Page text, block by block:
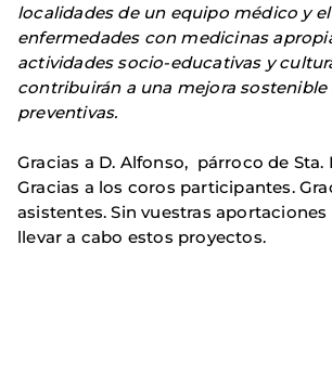
localidades de un equipo médico y
enfermedades con medicinas
actividades socio-educativas y
contribuirán a una mejora sostenible
preventivas.
Gracias a D. Alfonso, párroco de Sta.
Gracias a los coros participantes.
asistentes. Sin vuestras
llevar a cabo estos proyectos.